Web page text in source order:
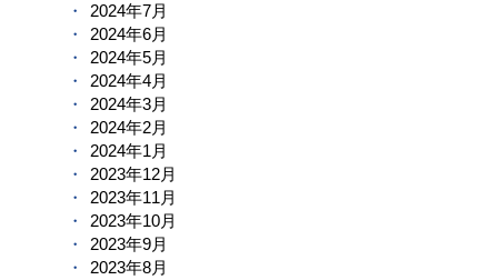
2024年7月
2024年6月
2024年5月
2024年4月
2024年3月
2024年2月
2024年1月
2023年12月
2023年11月
2023年10月
2023年9月
2023年8月